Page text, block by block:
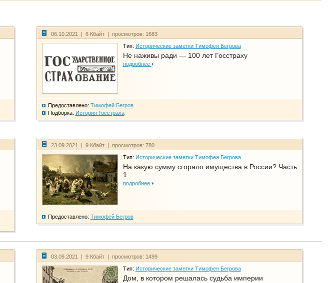
06.10.2021 | 6 Кбайт | просмотров: 1683
Тип: Исторические заметки Тимофея Бегрова
Не наживы ради — 100 лет Госстраху
подробнее
Предоставлено: Тимофей Бегров
Подборка: История Госстраха
23.09.2021 | 9 Кбайт | просмотров: 780
Тип: Исторические заметки Тимофея Бегрова
На какую сумму сгорало имущества в России? Часть
1
подробнее
Предоставлено: Тимофей Бегров
03.09.2021 | 9 Кбайт | просмотров: 1499
Тип: Исторические заметки Тимофея Бегрова
Дом, в котором решалась судьба империи